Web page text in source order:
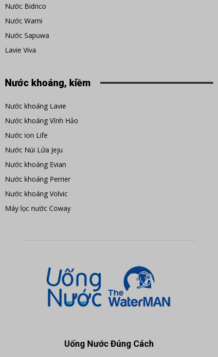
Nước Bidrico
Nước Wami
Nước Sapuwa
Lavie Viva
Nước khoáng, kiềm
Nước khoáng Lavie
Nước khoáng Vĩnh Hảo
Nước ion Life
Nước Núi Lửa Jeju
Nước khoáng Evian
Nước khoáng Perrier
Nước khoáng Volvic
Máy lọc nước Coway
Uống Nước Đúng Cách